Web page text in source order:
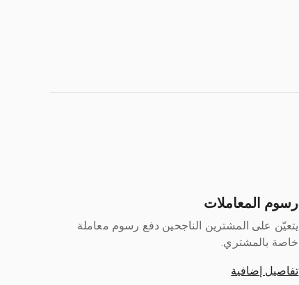
رسوم المعاملات
يتعيّن على المشترين الناجحين دفع رسوم معاملة
خاصة بالمشتري.
تفاصيل إضافية